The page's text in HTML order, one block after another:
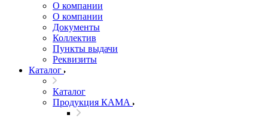
О компании
О компании
Документы
Коллектив
Пункты выдачи
Реквизиты
Каталог
Каталог
Продукция КАМА